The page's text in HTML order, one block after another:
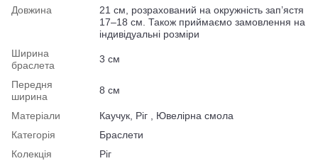
Довжина
21 см, розрахований на окружність зап’ястя
17–18 см. Також приймаємо замовлення на
індивідуальні розміри
Ширина
браслета
3 см
Передня
ширина
8 см
Матеріали
Каучук, Ріг , Ювелірна смола
Категорія
Браслети
Колекція
Ріг